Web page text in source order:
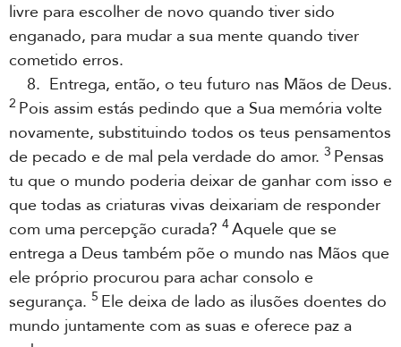
livre para escolher de novo quando tiver sido
enganado, para mudar a sua mente quando tiver
cometido erros.
8. Entrega, então, o teu futuro nas Mãos de Deus.
2 Pois assim estás pedindo que a Sua memória volte
novamente, substituindo todos os teus pensamentos
de pecado e de mal pela verdade do amor. 3 Pensas
tu que o mundo poderia deixar de ganhar com isso e
que todas as criaturas vivas deixariam de responder
com uma percepção curada? 4Aquele que se
entrega a Deus também põe o mundo nas Mãos que
ele próprio procurou para achar consolo e
segurança. 5 Ele deixa de lado as ilusões doentes do
mundo juntamente com as suas e oferece paz a